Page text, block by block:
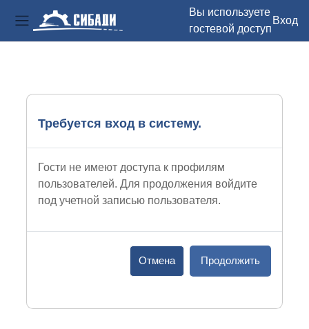
Боковая панель
Вы используете
гостевой доступ
Вход
Требуется вход в систему.
Гости не имеют доступа к профилям
пользователей. Для продолжения войдите
под учетной записью пользователя.
Отмена Продолжить